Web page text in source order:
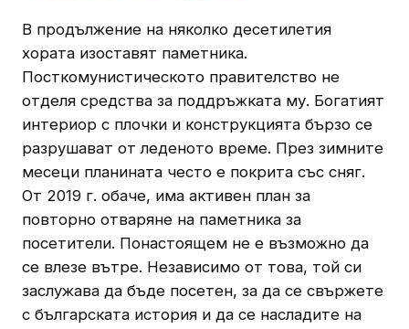
В продължение на няколко десетилетия
хората изоставят паметника.
Посткомунистическото правителство не
отделя средства за поддръжката му. Богатият
интериор с плочки и конструкцията бързо се
разрушават от леденото време. През зимните
месеци планината често е покрита със сняг.
От 2019 г. обаче, има активен план за
повторно отваряне на паметника за
посетители. Понастоящем не е възможно да
се влезе вътре. Независимо от това, той си
заслужава да бъде посетен, за да се свържете
с българската история и да се насладите на